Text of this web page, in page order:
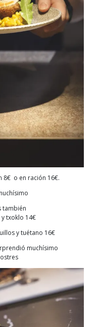
8€ o en ración 16€.
también
y txoklo 14€
y tuétano 16€
muchísimo